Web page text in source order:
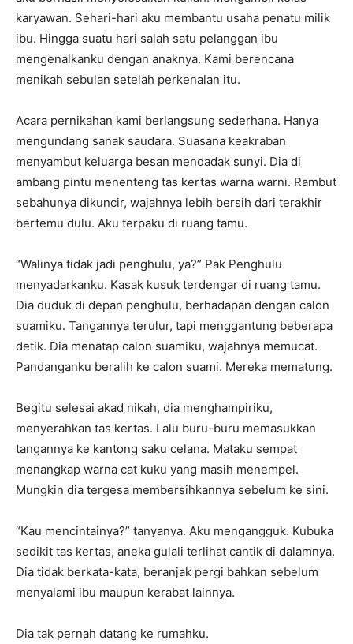
karyawan. Sehari-hari aku membantu usaha penatu milik
ibu. Hingga suatu hari salah satu pelanggan ibu
mengenalkanku dengan anaknya. Kami berencana
menikah sebulan setelah perkenalan itu.
Acara pernikahan kami berlangsung sederhana. Hanya
mengundang sanak saudara. Suasana keakraban
menyambut keluarga besan mendadak sunyi. Dia di
ambang pintu menenteng tas kertas warna warni. Rambut
sebahunya dikuncir, wajahnya lebih bersih dari terakhir
bertemu dulu. Aku terpaku di ruang tamu.
“Walinya tidak jadi penghulu, ya?” Pak Penghulu
menyadarkanku. Kasak kusuk terdengar di ruang tamu.
Dia duduk di depan penghulu, berhadapan dengan calon
suamiku. Tangannya terulur, tapi menggantung beberapa
detik. Dia menatap calon suamiku, wajahnya memucat.
Pandanganku beralih ke calon suami. Mereka mematung.
Begitu selesai akad nikah, dia menghampiriku,
menyerahkan tas kertas. Lalu buru-buru memasukkan
tangannya ke kantong saku celana. Mataku sempat
menangkap warna cat kuku yang masih menempel.
Mungkin dia tergesa membersihkannya sebelum ke sini.
“Kau mencintainya?” tanyanya. Aku mengangguk. Kubuka
sedikit tas kertas, aneka gulali terlihat cantik di dalamnya.
Dia tidak berkata-kata, beranjak pergi bahkan sebelum
menyalami ibu maupun kerabat lainnya.
Dia tak pernah datang ke rumahku.